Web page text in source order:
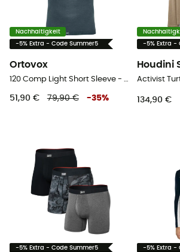
Nachhaltigkeit
-5% Extra - Code Summer5
Ortovox
120 Comp Light Short Sleeve - Merinowolltrikot - Herren
51,90 € 79,90 € -35%
-5% Extra -
Houdini
134,90 €
-5% Extra - Code Summer5 -5% Extra -